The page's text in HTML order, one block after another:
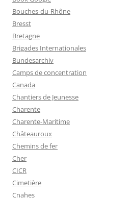
Bouches-du-Rhône
Bresst
Bretagne
Brigades Internationales
Bundesarchiv
Camps de concentration
Canada
Chantiers de Jeunesse
Charente
Charente-Maritime
Châteauroux
Chemins de fer
Cher
CICR
Cimetière
Cnahes